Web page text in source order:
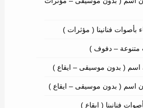
فنانينا ( مؤثرات )
متنوعة – دفوف )
( بدون موسيقى – ايقاع )
اسم ( بدون موسيقى – ايقاع )
فنانينا ( ايقاع )